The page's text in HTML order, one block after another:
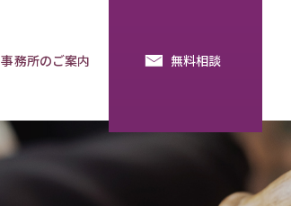
預金の使い込み
相談用語集
事務所のご案内 無料相談